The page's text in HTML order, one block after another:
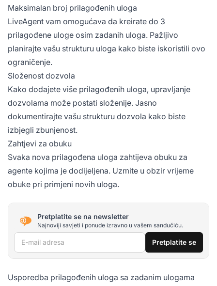
Maksimalan broj prilagođenih uloga
LiveAgent vam omogućava da kreirate do 3
prilagođene uloge osim zadanih uloga. Pažljivo
planirajte vašu strukturu uloga kako biste iskoristili ovo
ograničenje.
Složenost dozvola
Kako dodajete više prilagođenih uloga, upravljanje
dozvolama može postati složenije. Jasno
dokumentirajte vašu strukturu dozvola kako biste
izbjegli zbunjenost.
Zahtjevi za obuku
Svaka nova prilagođena uloga zahtijeva obuku za
agente kojima je dodijeljena. Uzmite u obzir vrijeme
obuke pri primjeni novih uloga.
Pretplatite se na newsletter
Najnoviji savjeti i ponude izravno u vašem sandučiću.
E-mail adresa Pretplatite se
Usporedba prilagođenih uloga sa zadanim ulogama